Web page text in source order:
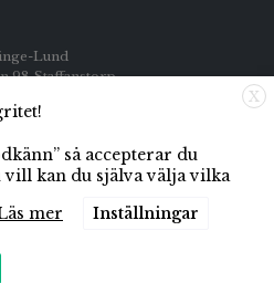
Lund
98 Staffanstorp
X
så accepterar du
vill kan du själva välja vilka
mer Inställningar